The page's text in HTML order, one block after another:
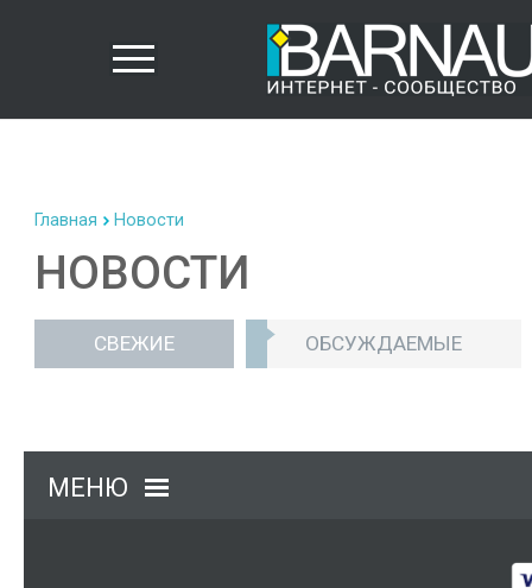
Главная Новости
НОВОСТИ
СВЕЖИЕ ОБСУЖДАЕМЫЕ
МЕНЮ